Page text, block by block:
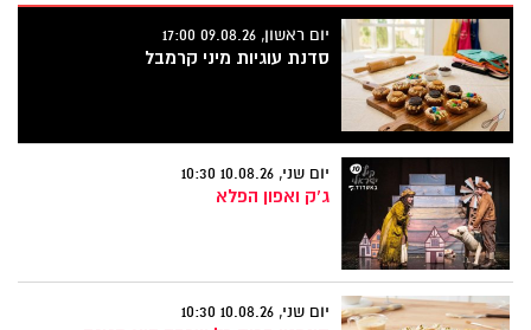
יום ראשון, 09.08.26 17:00
סדנת עוגיות מיני קרמבל
יום שני, 10.08.26 10:30
ג'ק ואפון הפלא
יום שני, 10.08.26 10:30